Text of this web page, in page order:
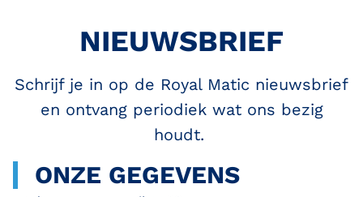
NIEUWSBRIEF
Schrijf je in op de Royal Matic nieuwsbrief
en ontvang periodiek wat ons bezig
houdt.
ONZE GEGEVENS